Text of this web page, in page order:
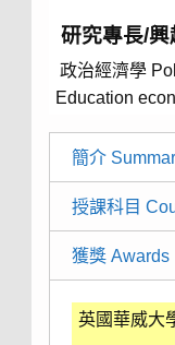
研究專長/
政治經濟學
Education
簡介
授課科目
獲獎 Awards
英國華威大